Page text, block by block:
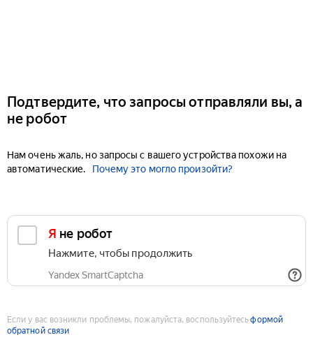
Подтвердите, что запросы отправляли вы, а
не робот
Нам очень жаль, но запросы с вашего устройства похожи на
автоматические.
Почему это могло произойти?
Я не робот
Нажмите, чтобы продолжить
Yandex SmartCaptcha
Если у вас возникли проблемы, пожалуйста, воспользуйтесьформой
обратной связи